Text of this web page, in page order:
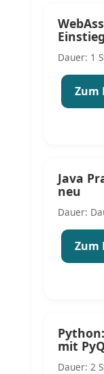
Dauer: 1
Zum
Java
neu
Dauer:
Zum
mit
Dauer: 2